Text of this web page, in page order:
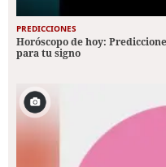
PREDICCIONES
Horóscopo de hoy:
para tu signo